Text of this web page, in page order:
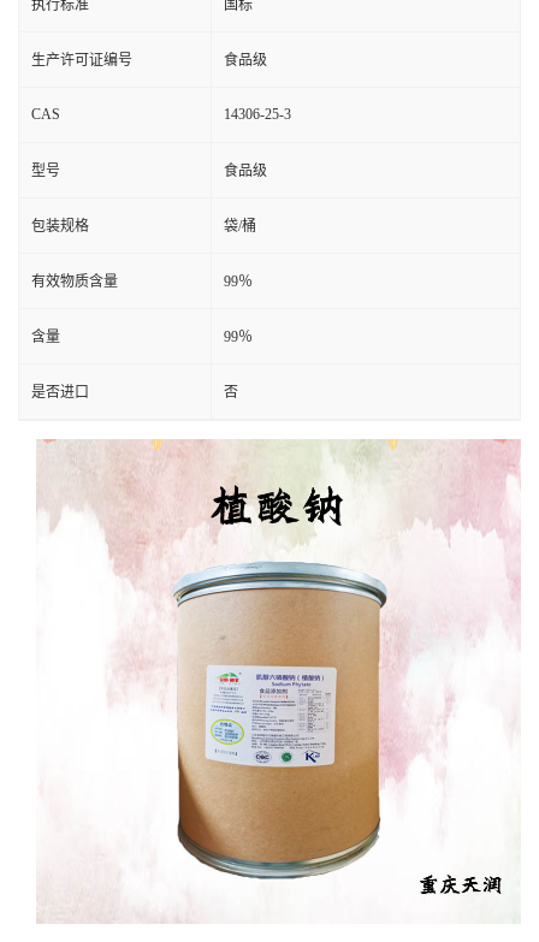
执行标准 国标
生产许可证编号 食品级
CAS 14306-25-3
型号 食品级
包装规格 袋/桶
有效物质含量 99％
含量 99％
是否进口 否